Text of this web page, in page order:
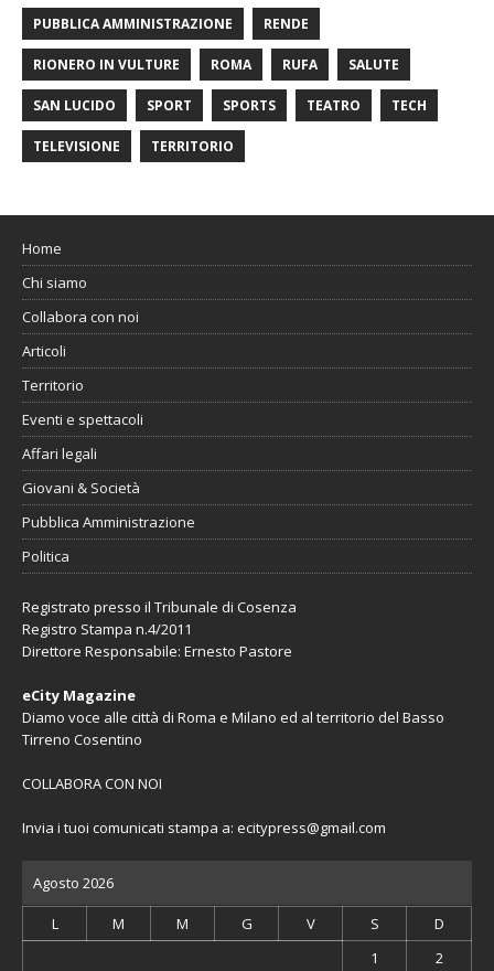
PUBBLICA AMMINISTRAZIONE RENDE
RIONERO IN VULTURE ROMA RUFA SALUTE
SAN LUCIDO SPORT SPORTS TEATRO TECH
TELEVISIONE TERRITORIO
Home
Chi siamo
Collabora con noi
Articoli
Territorio
Eventi e spettacoli
Affari legali
Giovani & Società
Pubblica Amministrazione
Politica
Registrato presso il Tribunale di Cosenza
Registro Stampa n.4/2011
Direttore Responsabile: Ernesto Pastore
eCity Magazine
Diamo voce alle città di Roma e Milano ed al territorio del Basso
Tirreno Cosentino
COLLABORA CON NOI
Invia i tuoi comunicati stampa a: ecitypress@gmail.com
Agosto 2026
L M M G V S
D
1
2